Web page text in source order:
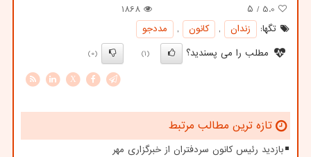
5.0 / ۵
1868
تگها:
زندان , كانون ,
مددجو
مطلب را می پسندید؟
(1)
(0)
X
تازه ترین مطالب مرتبط
بازدید رئیس کانون سردفتران از خبرگزاری مهر